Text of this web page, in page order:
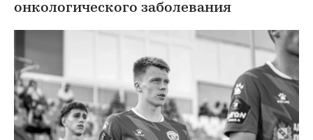
онкологического заболевания